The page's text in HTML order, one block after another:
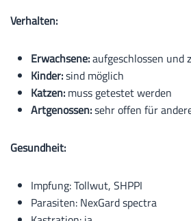
Verhalten:
Erwachsene:aufgeschlossen und
Kinder:sind möglich
Katzen: muss getestet werden
Artgenossen:sehr offen für
Gesundheit:
Impfung: Tollwut, SHPPI
Parasiten: NexGard spectra